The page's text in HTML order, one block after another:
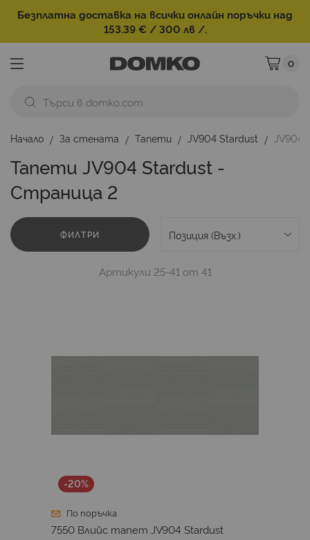
Безплатна доставка на всички онлайн поръчки над
153.39 € / 300 лв /.
Моята
0
Начало За стената Тапети JV904 Stardust JV904
Тапети JV904 Stardust -
Страница 2
ФИЛТРИ
Артикули 25-41 от 41
-20%
По поръчка
7550 Влийс тапет JV904 Stardust